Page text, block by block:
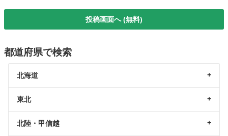
投稿画面へ (無料)
都道府県で検索
北海道
東北
北陸・甲信越